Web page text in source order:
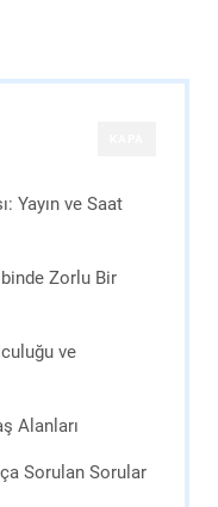
Yayın ve Saat
Zorlu Bir
ve
Alanları
Sorulan Sorular